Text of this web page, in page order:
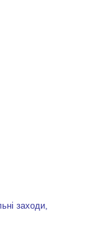
заходи,